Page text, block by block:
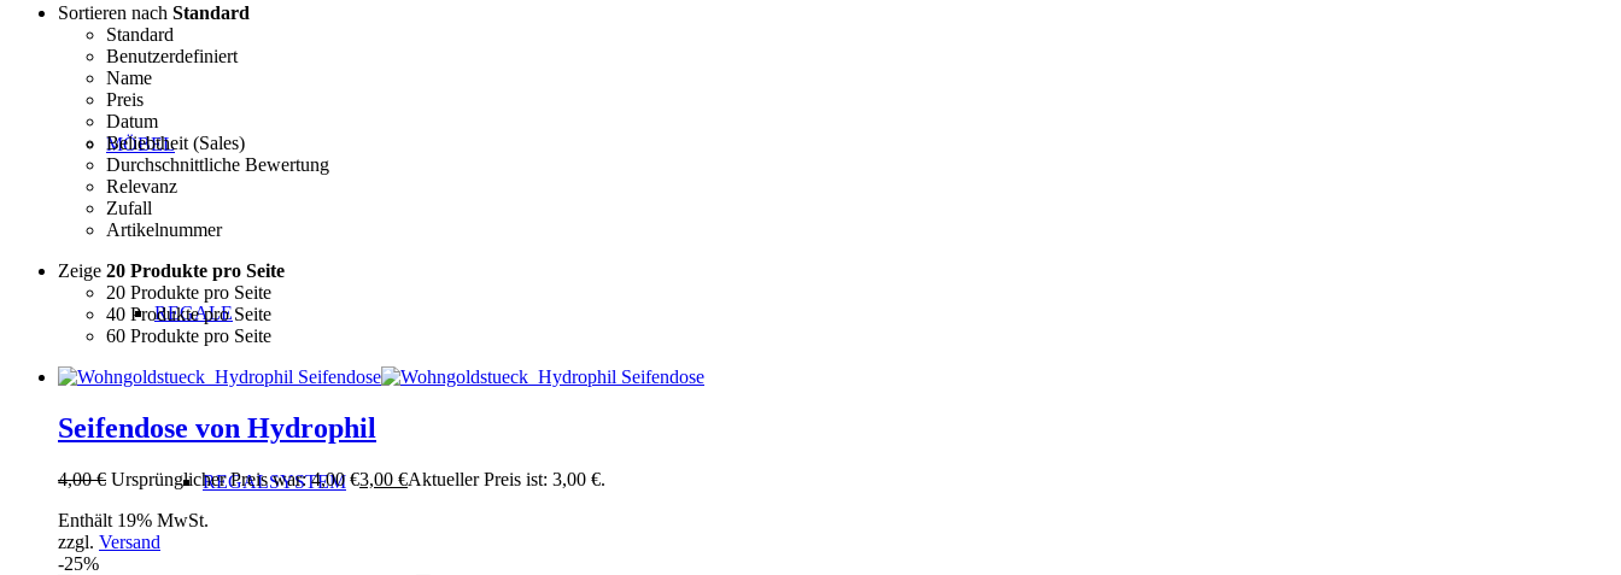
MÖBEL
REGALE
REGALSYSTEM
Sortieren nach Standard
Standard
Benutzerdefiniert
Name
Preis
Datum
Beliebtheit (Sales)
Durchschnittliche Bewertung
Relevanz
Zufall
Artikelnummer
Zeige 20 Produkte pro Seite
20 Produkte pro Seite
40 Produkte pro Seite
60 Produkte pro Seite
Seifendose von Hydrophil
4,00€ Ursprünglicher Preis war: 4,00 €3,00 €Aktueller Preis ist: 3,00 €.
Enthält 19% MwSt.
zzgl. Versand
-25%